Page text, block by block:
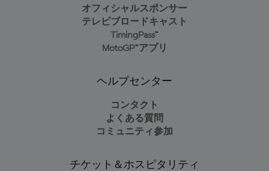
オフィシャルスポンサー
テレビブロードキャスト
TimingPass™
MotoGP™アプリ
ヘルプセンター
コンタクト
よくある質問
コミュニティ参加
チケット＆ホスピタリティ